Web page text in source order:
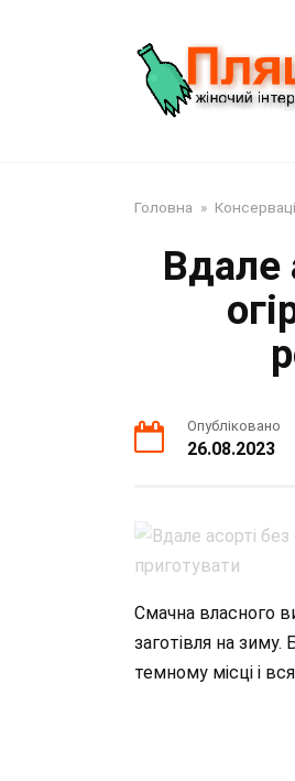
Головна »
Вдале
Опубліковано
26.08.2023
Смачна власного
заготівля на зиму.
темному місці і